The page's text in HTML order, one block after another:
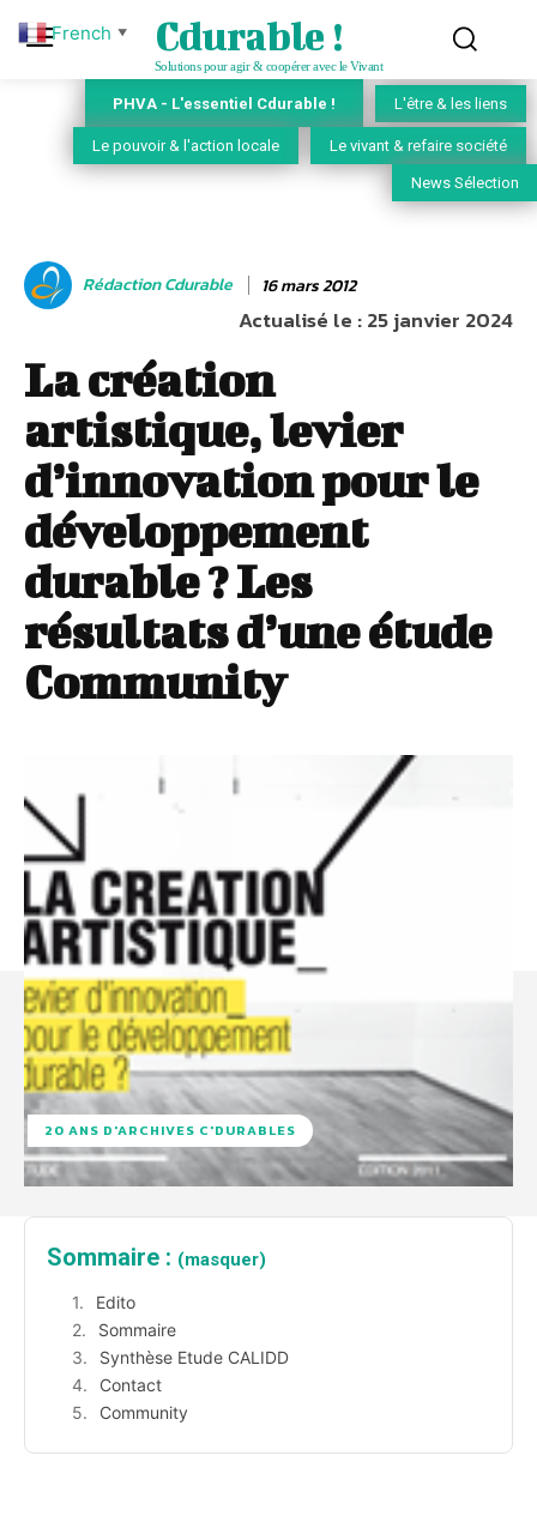
Cdurable !
Solutions pour agir & coopérer avec le Vivant
PHVA - L'essentiel Cdurable ! L'être & les liens
Le pouvoir & l'action locale Le vivant & refaire société
News Sélection
Rédaction Cdurable 16 mars 2012
Actualisé le :25 janvier 2024
La création
artistique, levier
d’innovation pour le
développement
durable ? Les
résultats d’une étude
Community
20 ANS D'ARCHIVES C'DURABLES
Sommaire : (masquer)
Edito
Sommaire
Synthèse Etude CALIDD
Contact
Community
French ▼